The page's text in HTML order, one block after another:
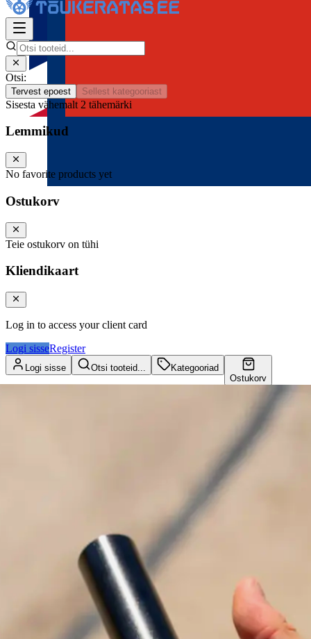
Otsi:
Tervest epoest Sellest kategooriast
Sisesta vähemalt 2 tähemärki
Lemmikud
No favorite products yet
Ostukorv
Teie ostukorv on tühi
Kliendikaart
Log in to access your client card
Logi sisseRegister
Logi sisse Otsi tooteid...
Kategooriad
Ostukorv